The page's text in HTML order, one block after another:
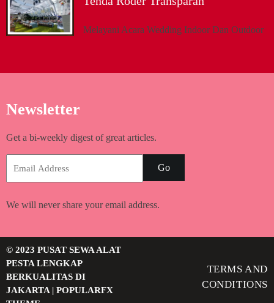
Melayani Acara Wedding Indoor Dan Outdoor
Newsletter
Get a bi-weekly digest of great articles.
Go
We will never share your email address.
© 2023 PUSAT SEWA ALAT
PESTA LENGKAP
BERKUALITAS DI
JAKARTA | POPULARFX
TERMS AND
CONDITIONS